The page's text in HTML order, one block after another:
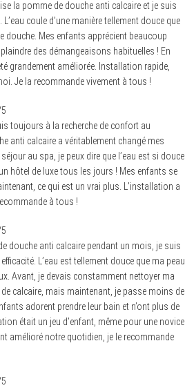
la pomme de douche anti calcaire et je suis
coule d’une manière tellement douce que
douche. Mes enfants apprécient beaucoup
des démangeaisons habituelles ! En
grandement améliorée. Installation rapide,
Je la recommande vivement à tous !
toujours à la recherche de confort au
anti calcaire a véritablement changé mes
au spa, je peux dire que l’eau est si douce
hôtel de luxe tous les jours ! Mes enfants se
ce qui est un vrai plus. L’installation a
à tous !
douche anti calcaire pendant un mois, je suis
L’eau est tellement douce que ma peau
Avant, je devais constamment nettoyer ma
calcaire, mais maintenant, je passe moins de
adorent prendre leur bain et n’ont plus de
était un jeu d’enfant, même pour une novice
amélioré notre quotidien, je le recommande